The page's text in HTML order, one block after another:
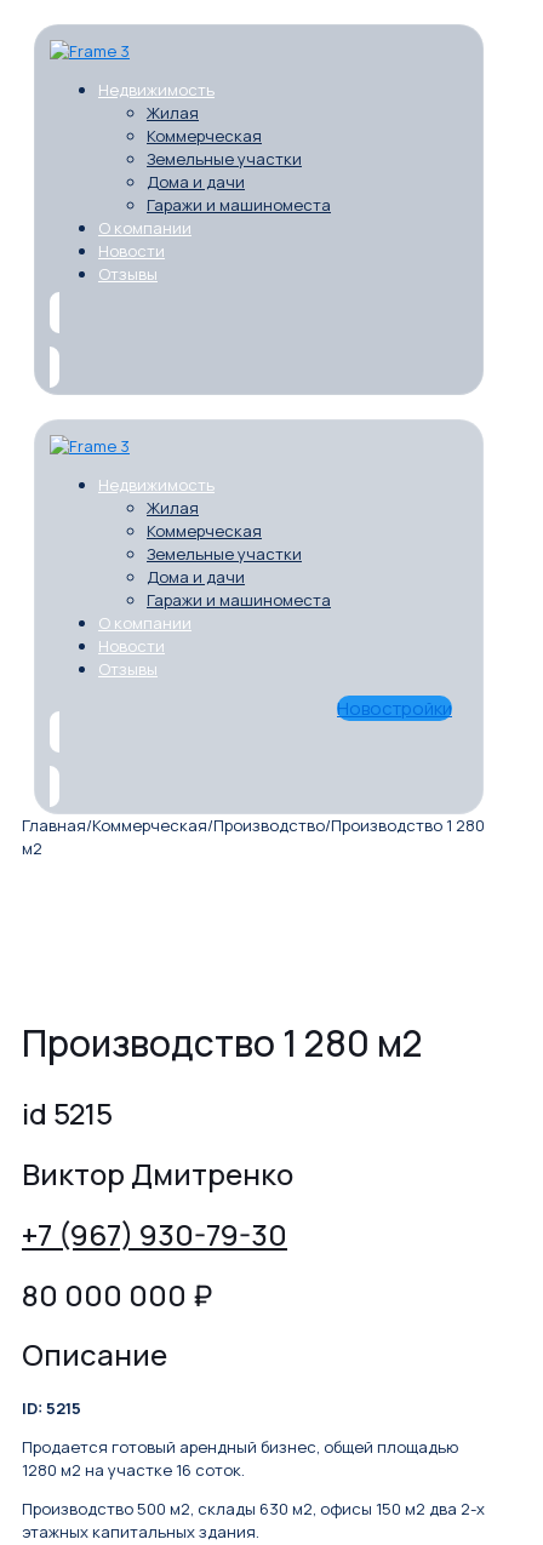
Недвижимость
Жилая
Коммерческая
Земельные участки
Дома и дачи
Гаражи и машиноместа
О компании
Новости
Отзывы
Недвижимость
Жилая
Коммерческая
Земельные участки
Дома и дачи
Гаражи и машиноместа
О компании
Новости
Отзывы
Новостройки
Главная/Коммерческая/Производство/Производство 1 280
м2
Производство 1 280 м2
id 5215
Виктор Дмитренко
+7 (967) 930-79-30
80 000 000 ₽
Описание
ID: 5215
Продается готовый арендный бизнес, общей площадью
1280 м2 на участке 16 соток.
Производство 500 м2, склады 630 м2, офисы 150 м2 два 2-х
этажных капитальных здания.